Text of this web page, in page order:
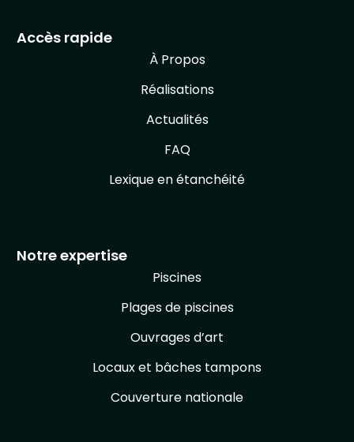
Accès rapide
À Propos
Réalisations
Actualités
FAQ
Lexique en étanchéité
Notre expertise
Piscines
Plages de piscines
Ouvrages d’art
Locaux et bâches tampons
Couverture nationale